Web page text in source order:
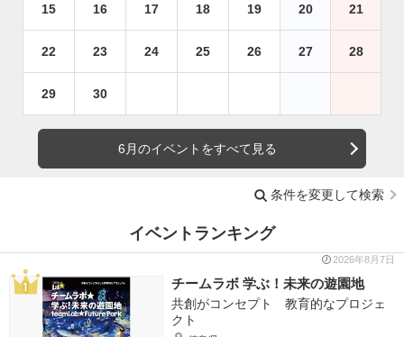
15 16 17 18 19 20 21
22 23 24 25 26 27 28
29 30
6月のイベントをすべて見る
条件を変更して検索
イベントランキング
2026年8月7日
チームラボ 学ぶ！未来の遊園地
共創がコンセプト 教育的なプロジェ
クト